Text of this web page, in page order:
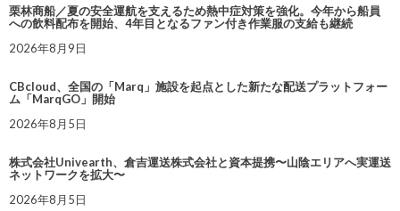
栗林商船／夏の安全運航を支えるため熱中症対策を強化。今年から船員
への飲料配布を開始、4年目となるファン付き作業服の支給も継続
2026年8月9日
CBcloud、全国の「Marq」施設を起点とした新たな配送プラットフォー
ム「MarqGO」開始
2026年8月5日
株式会社Univearth、倉吉運送株式会社と資本提携〜山陰エリアへ実運送
ネットワークを拡大〜
2026年8月5日